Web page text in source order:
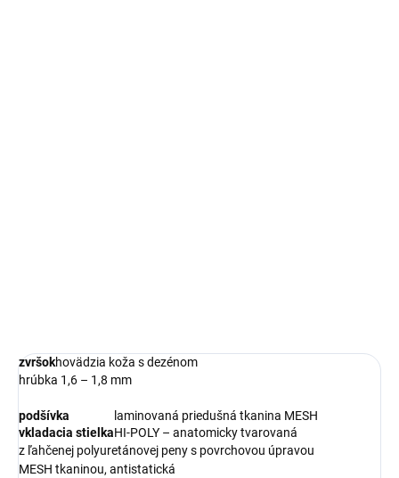
zvršokhovädzia koža s dezénom
hrúbka 1,6 – 1,8 mm
podšívka
laminovaná priedušná tkanina MESH
vkladacia stielkaHI-POLY – anatomicky tvarovaná
z ľahčenej polyuretánovej peny s povrchovou úpravou
MESH tkaninou, antistatická